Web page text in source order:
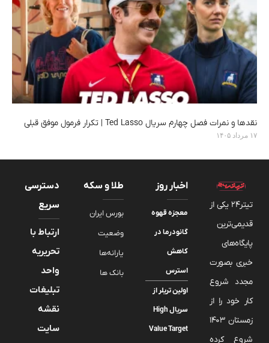
نقدها و نمرات فصل چهارم سریال Ted Lasso | تکرار فرمول موفق قبلی
۱۷ مرداد ۱۴۰۵
تیتر24 یکی از
قدیمی‌ترین
پایگاه‌های
خبری بصورت
مجدد شروع
کار خود را از
زمستان 1403
شروع کرده
اخبار روز
معجزه قهوه
گانودرما در
کاهش
استرس
اولین تریلر از
سریال High
Value Target
طلا و سکه
بورس ایران
وضعیت
یارانه‌ها
بانک ها
دسترسی
سریع
ارتباط با
تحریریه
واحد
تبلیغات
نقشه
سایت